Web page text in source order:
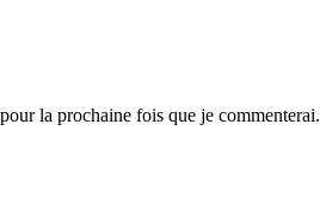
la prochaine fois que je commenterai.